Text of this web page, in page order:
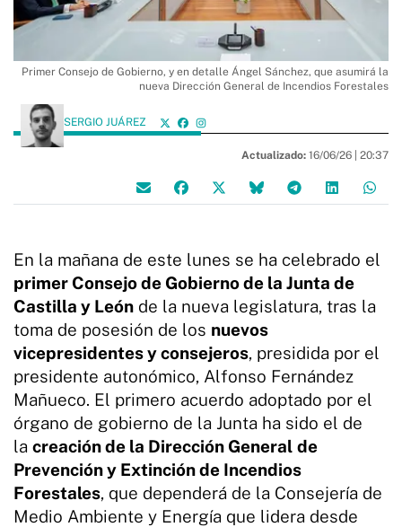
Primer Consejo de Gobierno, y en detalle Ángel Sánchez, que asumirá la
nueva Dirección General de Incendios Forestales
SERGIO JUÁREZ
Actualizado: 16/06/26 | 20:37
En la mañana de este lunes se ha celebrado el
primer Consejo de Gobierno de la Junta de
Castilla y León de la nueva legislatura, tras la
toma de posesión de los nuevos
vicepresidentes y consejeros, presidida por el
presidente autonómico, Alfonso Fernández
Mañueco. El primero acuerdo adoptado por el
órgano de gobierno de la Junta ha sido el de
la creación de la Dirección General de
Prevención y Extinción de Incendios
Forestales, que dependerá de la Consejería de
Medio Ambiente y Energía que lidera desde